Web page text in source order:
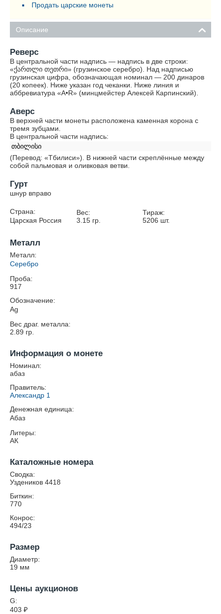
Продать царские монеты
Описание
Реверс
В центральной части надпись — надпись в две строки:
«ქართლი თეთრი» (грузинское серебро). Над надписью
грузинская цифра, обозначающая номинал — 200 динаров
(20 копеек). Ниже указан год чеканки. Ниже линия и
аббревиатура «A•R» (минцмейстер Алексей Карпинский).
Аверс
В верхней части монеты расположена каменная корона с
тремя зубцами.
В центральной части надпись:
თბილისი
(Перевод: «Тбилиси»). В нижней части скреплённые между
собой пальмовая и оливковая ветви.
Гурт
шнур вправо
Страна:
Царская Россия
Вес:
3.15гр.
Тираж:
5206 шт.
Металл
Металл:
Серебро
Проба:
917
Обозначение:
Ag
Вес драг. металла:
2.89 гр.
Информация о монете
Номинал:
абаз
Правитель:
Александр 1
Денежная единица:
Абаз
Литеры:
АК
Каталожные номера
Сводка:
Уздеников 4418
Биткин:
770
Конрос:
494/23
Размер
Диаметр:
19 мм
Цены аукционов
G:
403 ₽